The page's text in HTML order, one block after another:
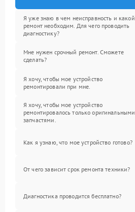
Я уже знаю в чем неисправность и какой
ремонт необходим. Для чего проводить
диагностику?
Мне нужен срочный ремонт. Сможете
сделать?
Я хочу, чтобы мое устройство
ремонтировали при мне.
Я хочу, чтобы мое устройство
ремонтировалось только оригинальными
запчастями.
Как я узнаю, что мое устройство готово?
От чего зависит срок ремонта техники?
Диагностика проводится бесплатно?